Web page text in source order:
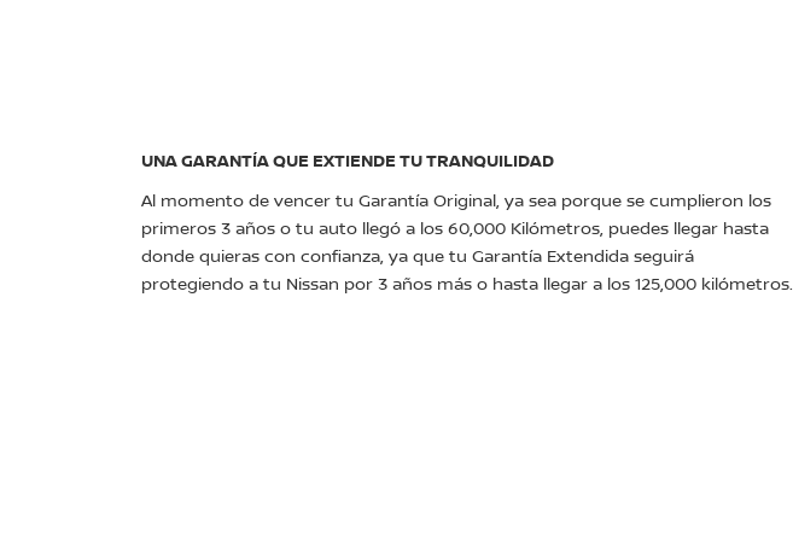
UNA GARANTÍA QUE EXTIENDE TU TRANQUILIDAD
Al momento de vencer tu Garantía Original, ya sea porque se cumplieron los
primeros 3 años o tu auto llegó a los 60,000 Kilómetros, puedes llegar hasta
donde quieras con confianza, ya que tu Garantía Extendida seguirá
protegiendo a tu Nissan por 3 años más o hasta llegar a los 125,000 kilómetros.